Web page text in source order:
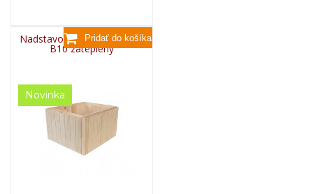
Nadstavok drevený AKCIA -
B10 zateplený
Novinka